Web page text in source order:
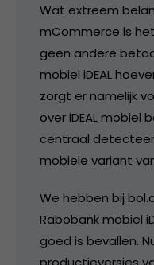
Wat extreem
mCommerce is
geen andere
mobiel iDEAL
zorgt er namelijk
over iDEAL mobiel
centraal
mobiele variant van
We hebben bij
Rabobank mobiel
goed is bevallen.